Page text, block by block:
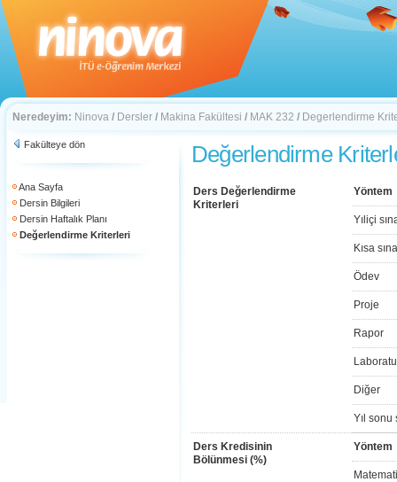
Neredeyim: Ninova / Dersler / Makina Fakültesi / MAK 232 / Degerlendirme
Fakülteye dön
Ana Sayfa
Dersin Bilgileri
Dersin Haftalık Planı
Değerlendirme Kriterleri
Değerlendirme
Ders Değerlendirme
Kriterleri
Yöntem
Yıliçi
Kısa
Ödev
Proje
Rapor
Diğer
Yıl sonu
Ders Kredisinin
Bölünmesi (%)
Yöntem